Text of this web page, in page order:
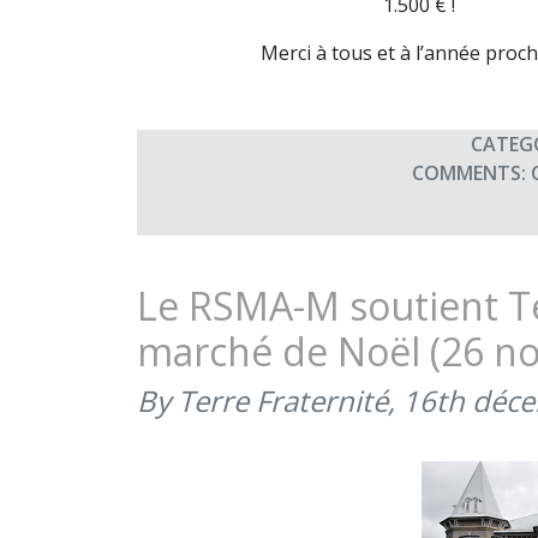
Merci à tous et à l’année
COMMENTS:
Le RSMA-M soutient
marché de Noël (26
By Terre Fraternité, 16th